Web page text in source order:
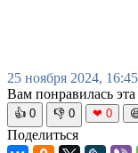
25 ноября 2024, 16:45
Вам понравилась
👍 0 👎 0 ❤ 0
Поделиться